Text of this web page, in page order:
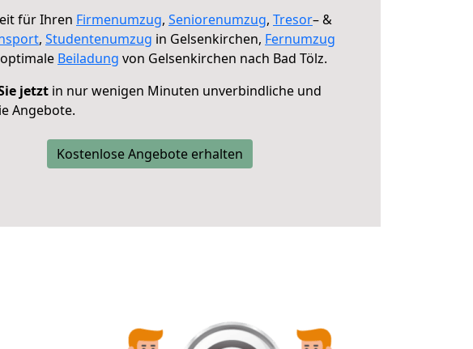
für Ihren Firmenumzug, Seniorenumzug, Tresor– &
, Studentenumzug in Gelsenkirchen, Fernumzug
Beiladung von Gelsenkirchen nach Bad Tölz.
jetzt in nur wenigen Minuten unverbindliche und
Angebote.
Kostenlose Angebote erhalten